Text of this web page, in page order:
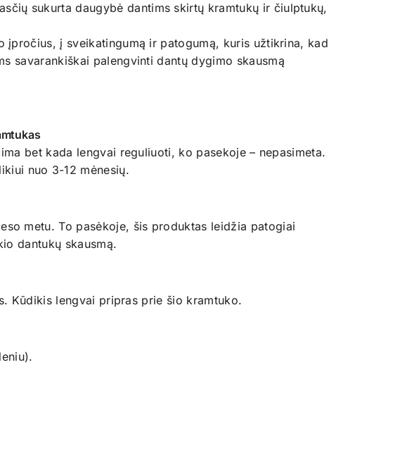
sukurta daugybė dantims skirtų kramtukų ir čiulptukų,
į sveikatingumą ir patogumą, kuris užtikrina, kad
savarankiškai palengvinti dantų dygimo skausmą
bet kada lengvai reguliuoti, ko pasekoje – nepasimeta.
nuo 3-12 mėnesių.
metu. To pasėkoje, šis produktas leidžia patogiai
dantukų skausmą.
Kūdikis lengvai pripras prie šio kramtuko.